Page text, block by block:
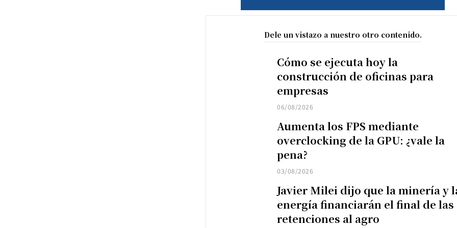
Dele un vistazo a nuestro otro contenido.
Cómo se ejecuta hoy la
construcción de oficinas para
empresas
06/08/2026
Aumenta los FPS mediante
overclocking de la GPU: ¿vale la
pena?
03/08/2026
Javier Milei dijo que la minería y
energía financiarán el final de las
retenciones al agro